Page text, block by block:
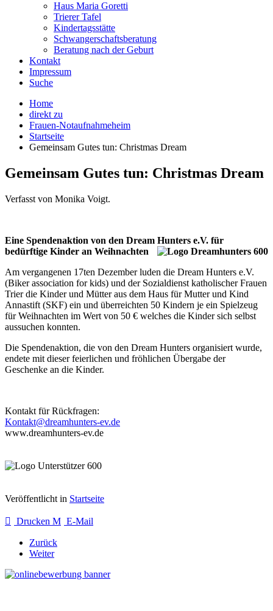
Haus Maria Goretti
Trierer Tafel
Kindertagsstätte
Schwangerschaftsberatung
Beratung nach der Geburt
Kontakt
Impressum
Suche
Home
direkt zu
Frauen-Notaufnahmeheim
Startseite
Gemeinsam Gutes tun: Christmas Dream
Gemeinsam Gutes tun: Christmas Dream
Verfasst von Monika Voigt.
Eine Spendenaktion von den Dream Hunters e.V. für
bedürftige Kinder an Weihnachten
Am vergangenen 17ten Dezember luden die Dream Hunters e.V.
(Biker association for kids) und der Sozialdienst katholischer Frauen
Trier die Kinder und Mütter aus dem Haus für Mutter und Kind
Annastift (SKF) ein und überreichten 50 Kindern je ein Spielzeug
für Weihnachten im Wert von 50 € welches die Kinder sich selbst
aussuchen konnten.
Die Spendenaktion, die von den Dream Hunters organisiert wurde,
endete mit dieser feierlichen und fröhlichen Übergabe der
Geschenke an die Kinder.
Kontakt für Rückfragen:
Kontakt@dreamhunters-ev.de
www.dreamhunters-ev.de
Veröffentlicht in Startseite
Drucken E-Mail
Zurück
Weiter